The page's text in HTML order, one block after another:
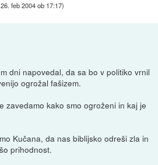
26. feb 2004 ob 17:17)
dni napovedal, da sa bo v politiko vrnil
ogrožal fašizem.
zavedamo kako smo ogroženi in kaj je
Kučana, da nas biblijsko odreši zla in
prihodnost.